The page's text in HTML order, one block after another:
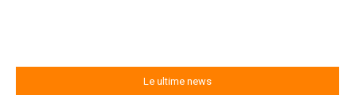
Le ultime news